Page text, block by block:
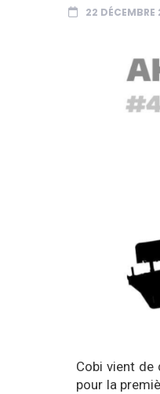
22
Cobi vient de
pour la